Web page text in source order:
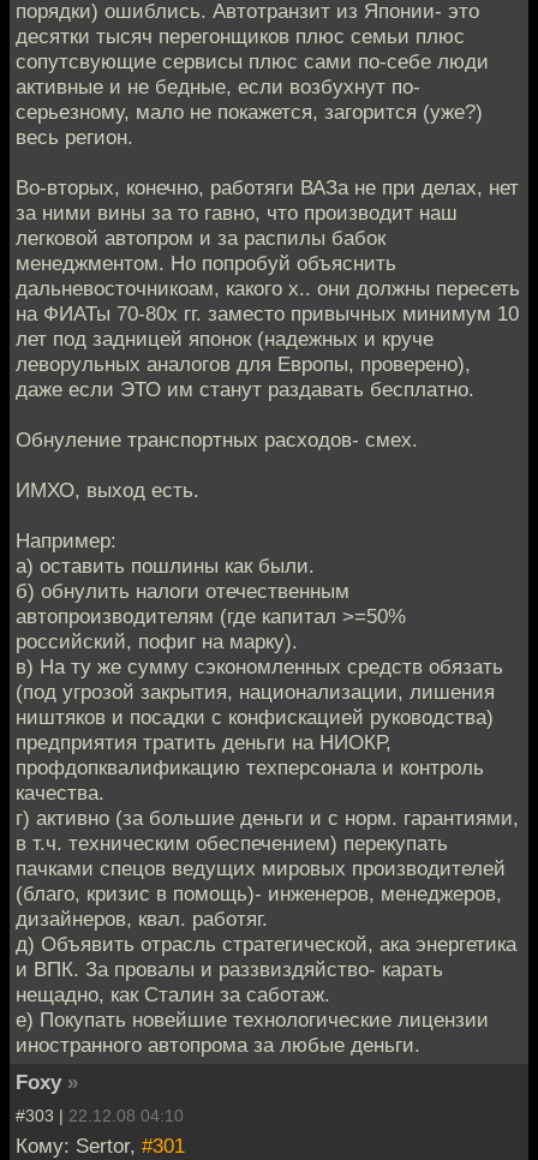
порядки) ошиблись. Автотранзит из Японии- это
десятки тысяч перегонщиков плюс семьи плюс
сопутсвующие сервисы плюс сами по-себе люди
активные и не бедные, если возбухнут по-
серьезному, мало не покажется, загорится (уже?)
весь регион.
Во-вторых, конечно, работяги ВАЗа не при делах, нет
за ними вины за то гавно, что производит наш
легковой автопром и за распилы бабок
менеджментом. Но попробуй объяснить
дальневосточникоам, какого х.. они должны пересеть
на ФИАТы 70-80х гг. заместо привычных минимум 10
лет под задницей японок (надежных и круче
леворульных аналогов для Европы, проверено),
даже если ЭТО им станут раздавать бесплатно.
Обнуление транспортных расходов- смех.
ИМХО, выход есть.
Например:
а) оставить пошлины как были.
б) обнулить налоги отечественным
автопроизводителям (где капитал >=50%
российский, пофиг на марку).
в) На ту же сумму сэкономленных средств обязать
(под угрозой закрытия, национализации, лишения
ништяков и посадки с конфискацией руководства)
предприятия тратить деньги на НИОКР,
профдопквалификацию техперсонала и контроль
качества.
г) активно (за большие деньги и с норм. гарантиями,
в т.ч. техническим обеспечением) перекупать
пачками спецов ведущих мировых производителей
(благо, кризис в помощь)- инженеров, менеджеров,
дизайнеров, квал. работяг.
д) Объявить отрасль стратегической, ака энергетика
и ВПК. За провалы и раззвиздяйство- карать
нещадно, как Сталин за саботаж.
е) Покупать новейшие технологические лицензии
иностранного автопрома за любые деньги.
Foxy »
#303 | 22.12.08 04:10
Кому: Sertor, #301